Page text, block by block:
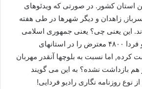
استان کشور. در صورتی که ویدئوهای
زاهدان و دیگر شهرها در طی هفته
این یعنی چی؟ یعنی جمهوری اسلامی
بر طبق گزارش رادیو فردا ۴۸۰۰ معترض را در استانهای
کرده, اما نسبت به بلوچها آنقدر مهربان
بازداشت نشده؟ به این می گویند
روزنامه نگاری رادیو فردایی!